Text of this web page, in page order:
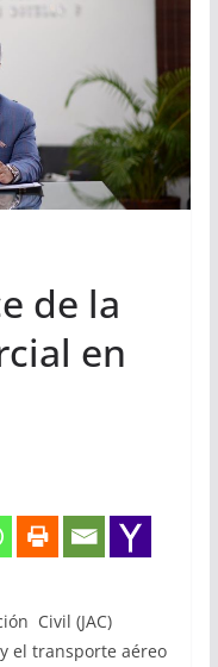
de la
en
Civil (JAC)
el transporte aéreo